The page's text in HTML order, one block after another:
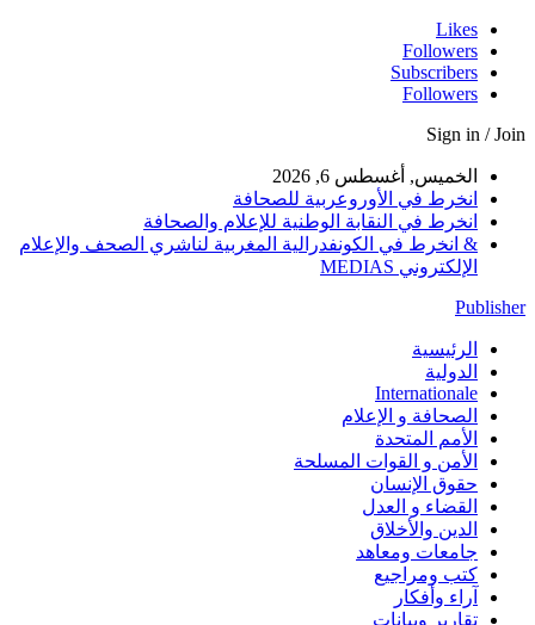
Likes
Followers
Subscribers
Followers
Sign in / Join
الخميس, أغسطس 6, 2026
انخرط في الأوروعربية للصحافة
انخرط في النقابة الوطنية للإعلام والصحافة
& انخرط في الكونفدرالية المغربية لناشري الصحف والإعلام
الإلكتروني MEDIAS
Publisher
الرئيسية
الدولية
Internationale
الصحافة و الإعلام
الأمم المتحدة
الأمن و القوات المسلحة
حقوق الإنسان
القضاء و العدل
الدين والأخلاق
جامعات ومعاهد
كتب ومراجيع
آراء وأفكار
تقارير وبيانات